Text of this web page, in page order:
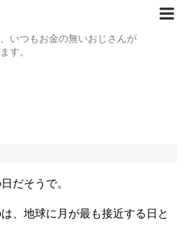
いつもお金の無いおじさんが
す。
だそうで。
、地球に月が最も接近する日と